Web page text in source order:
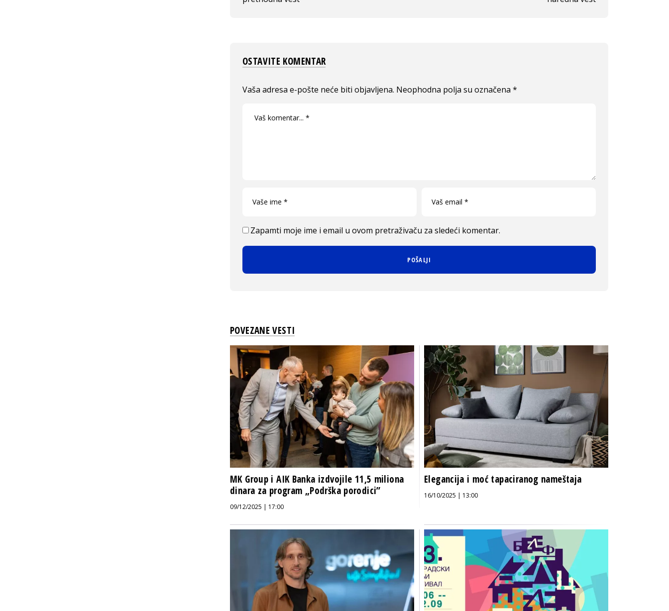
OSTAVITE KOMENTAR
Vaša adresa e-pošte neće biti objavljena. Neophodna polja su označena *
Zapamti moje ime i email u ovom pretraživaču za sledeći komentar.
POVEZANE VESTI
MK Group i AIK Banka izdvojile 11,5 miliona
dinara za program „Podrška porodici”
09/12/2025 | 17:00
Elegancija i moć tapaciranog nameštaja
16/10/2025 | 13:00